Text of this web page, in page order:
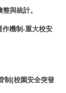
與統計。
作機制-重大校安
制(校園安全突發